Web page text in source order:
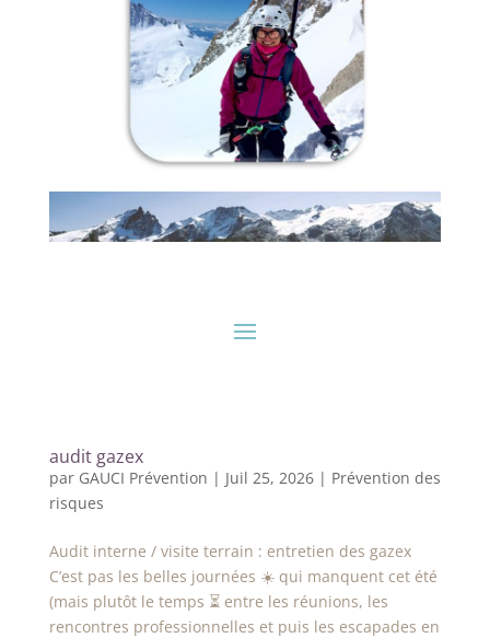
audit gazex
par GAUCI Prévention | Juil 25, 2026| Prévention des
risques
Audit interne / visite terrain : entretien des gazex
C’est pas les belles journées ☀️ qui manquent cet été
(mais plutôt le temps ⏳ entre les réunions, les
rencontres professionnelles et puis les escapades en